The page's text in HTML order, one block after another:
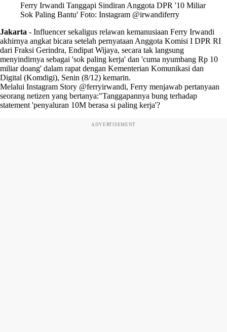
Ferry Irwandi Tanggapi Sindiran Anggota DPR '10 Miliar
Sok Paling Bantu' Foto: Instagram @irwandiferry
Jakarta - Influencer sekaligus relawan kemanusiaan Ferry Irwandi
akhirnya angkat bicara setelah pernyataan Anggota Komisi I DPR RI
dari Fraksi Gerindra, Endipat Wijaya, secara tak langsung
menyindirnya sebagai 'sok paling kerja' dan 'cuma nyumbang Rp 10
miliar doang' dalam rapat dengan Kementerian Komunikasi dan
Digital (Komdigi), Senin (8/12) kemarin.
Melalui Instagram Story @ferryirwandi, Ferry menjawab pertanyaan
seorang netizen yang bertanya:"Tanggapannya bung terhadap
statement 'penyaluran 10M berasa si paling kerja'?
ADVERTISEMENT